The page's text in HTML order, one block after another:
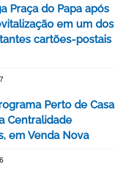
Praça do Papa após
em um dos
cartões-postais
Perto de Casa
Centralidade
em Venda Nova